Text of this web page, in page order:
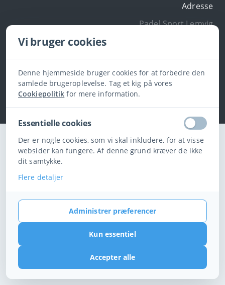
Adresse
Padel Sport Lemvig
Denmark
+4561513663
Vi bruger cookies
Denne hjemmeside bruger cookies for at forbedre den
samlede brugeroplevelse. Tag et kig på vores
Cookiepolitik for mere information.
Essentielle cookies
Der er nogle cookies, som vi skal inkludere, for at visse
websider kan fungere. Af denne grund kræver de ikke
dit samtykke.
Flere detaljer
Administrer præferencer
Kun essentiel
Accepter alle